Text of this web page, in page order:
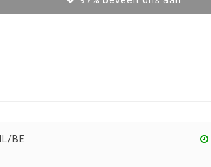
BE